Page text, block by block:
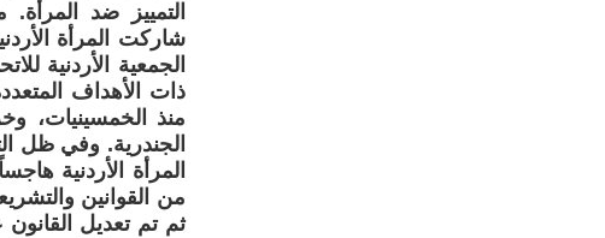
شاركت المرأة
الجمعية الأردنية
ذات الأهداف
منذ الخمسينيات،
الجندرية. وفي ظل
المرأة الأردنية
من القوانين
ثم تم تعديل